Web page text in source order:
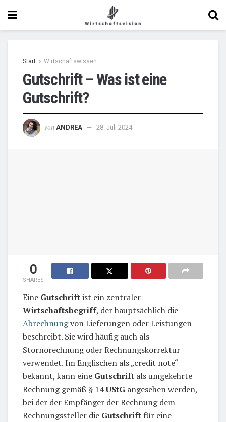
Start Wirtschaftswissen
Gutschrift – Was ist eine
Gutschrift?
von ANDREA 28. Juli 2024
0
SHARES
Eine Gutschriftist ein zentraler
Wirtschaftsbegriff, der hauptsächlich die
Abrechnungvon Lieferungen oder Leistungen
beschreibt. Sie wird häufig auch als
Stornorechnung oder Rechnungskorrektur
verwendet. Im Englischen als „credit note“
bekannt, kann eine Gutschrift als umgekehrte
Rechnung gemäß § 14UStG angesehen werden,
bei der der Empfänger der Rechnung dem
Rechnungssteller die Gutschrift für eine